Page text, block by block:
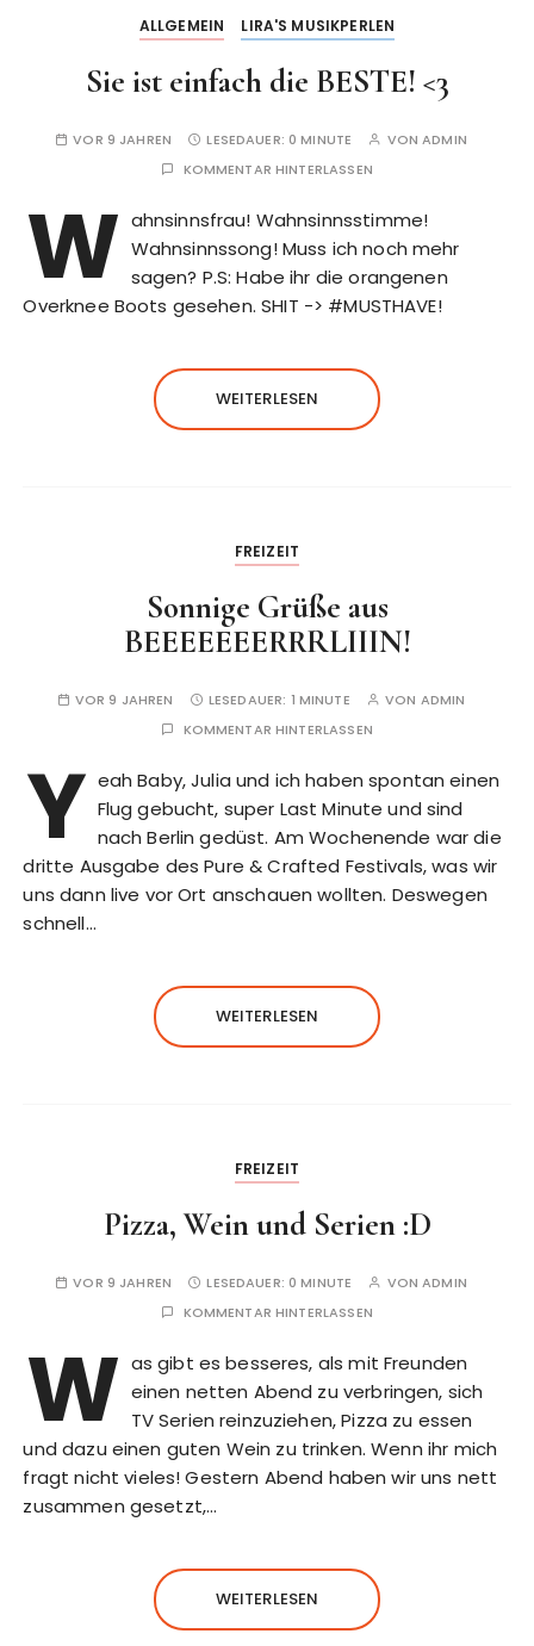
ALLGEMEIN LIRA'S MUSIKPERLEN
Sie ist einfach die BESTE! <3
VOR 9 JAHREN LESEDAUER: 0 MINUTE VONADMIN
KOMMENTAR HINTERLASSEN
W ahnsinnsfrau! Wahnsinnsstimme!
Wahnsinnssong! Muss ich noch mehr
sagen? P.S: Habe ihr die orangenen
Overknee Boots gesehen. SHIT -> #MUSTHAVE!
WEITERLESEN
FREIZEIT
Sonnige Grüße aus
BEEEEEEERRRLIIIN!
VOR 9 JAHREN LESEDAUER: 1 MINUTE VON ADMIN
KOMMENTAR HINTERLASSEN
Y eah Baby, Julia und ich haben spontan einen
Flug gebucht, super Last Minute und sind
nach Berlin gedüst. Am Wochenende war die
dritte Ausgabe des Pure & Crafted Festivals, was wir
uns dann live vor Ort anschauen wollten. Deswegen
schnell…
WEITERLESEN
FREIZEIT
Pizza, Wein und Serien :D
VOR 9 JAHREN LESEDAUER: 0 MINUTE VONADMIN
KOMMENTAR HINTERLASSEN
W as gibt es besseres, als mit Freunden
einen netten Abend zu verbringen, sich
TV Serien reinzuziehen, Pizza zu essen
und dazu einen guten Wein zu trinken. Wenn ihr mich
fragt nicht vieles! Gestern Abend haben wir uns nett
zusammen gesetzt,…
WEITERLESEN